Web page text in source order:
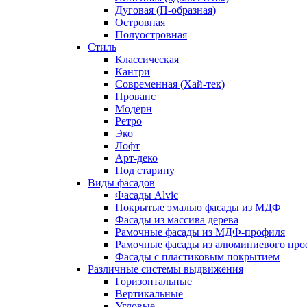
Дуговая (П-образная)
Островная
Полуостровная
Стиль
Классическая
Кантри
Современная (Хай-тек)
Прованс
Модерн
Ретро
Эко
Лофт
Арт-деко
Под старину
Виды фасадов
Фасады Alvic
Покрытые эмалью фасады из МДФ
Фасады из массива дерева
Рамочные фасады из МДФ-профиля
Рамочные фасады из алюминиевого
Фасады с пластиковым покрытием
Различные системы выдвижения
Горизонтальные
Вертикальные